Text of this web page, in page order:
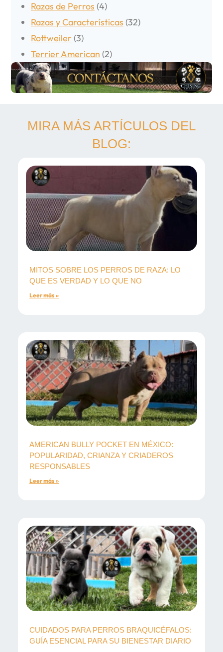
Razas de Perros (4)
Razas y Características (32)
Rottweiler (3)
Terrier American (2)
MIRA MÁS ARTÍCULOS DEL
BLOG:
MITOS SOBRE LOS PERROS DE RAZA: LO
QUE ES VERDAD Y LO QUE NO
Leer más »
AMERICAN BULLY POCKET EN MÉXICO:
POPULARIDAD, CRIANZA Y CRIADEROS
RESPONSABLES
Leer más »
CUIDADOS PARA PERROS BRAQUICÉFALOS:
GUÍA ESENCIAL PARA SU BIENESTAR DIARIO